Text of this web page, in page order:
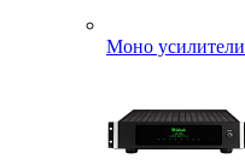
Моно усилители